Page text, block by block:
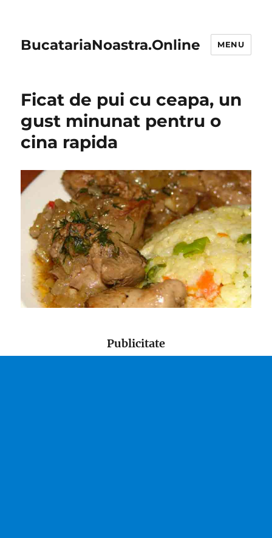
BucatariaNoastra.Online MENU
Ficat de pui cu ceapa, un
gust minunat pentru o
cina rapida
Publicitate